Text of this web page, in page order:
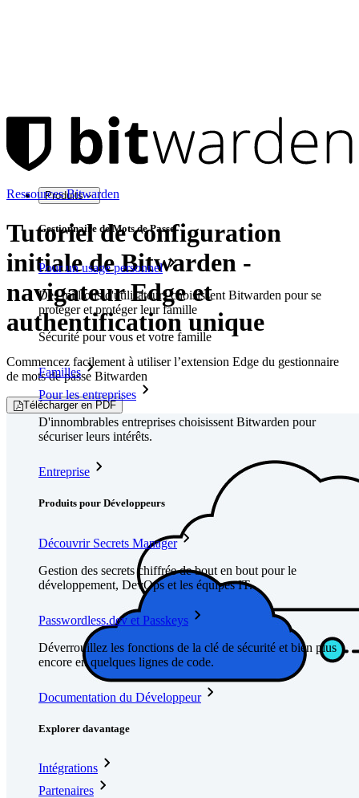
Produits
Gestionnaire de Mots de Passe
Pour un usage personnel
Des millions d'utilisateurs choisissent Bitwarden pour se
protéger et protéger leur famille
Sécurité pour vous et votre famille
Familles
Pour les entreprises
D'innombrables entreprises choisissent Bitwarden pour
sécuriser leurs intérêts.
Entreprise
Produits pour Développeurs
Découvrir Secrets Manager
Gestion des secrets chiffrée de bout en bout pour le
développement, DevOps et les équipes IT.
Passwordless.dev et Passkeys
Déverrouillez les fonctions de la clé de sécurité et bien plus
encore en quelques lignes de code.
Documentation du Développeur
Explorer davantage
Intégrations
Partenaires
Ressources Bitwarden
Tutoriel de configuration
initiale de Bitwarden -
navigateur Edge et
authentification unique
Commencez facilement à utiliser l’extension Edge du gestionnaire
de mots de passe Bitwarden
Télécharger en PDF